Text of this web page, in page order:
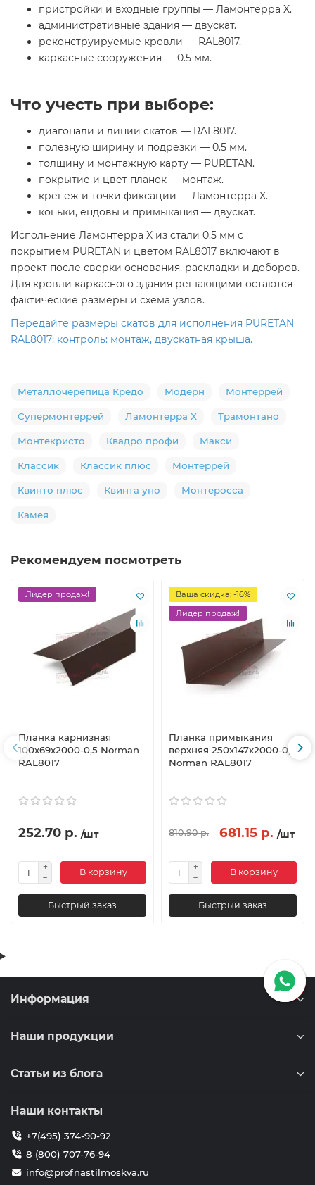
пристройки и входные группы — Ламонтерра X.
административные здания — двускат.
реконструируемые кровли — RAL8017.
каркасные сооружения — 0.5 мм.
Что учесть при выборе:
диагонали и линии скатов — RAL8017.
полезную ширину и подрезки — 0.5 мм.
толщину и монтажную карту — PURETAN.
покрытие и цвет планок — монтаж.
крепеж и точки фиксации — Ламонтерра X.
коньки, ендовы и примыкания — двускат.
Исполнение Ламонтерра X из стали 0.5 мм с
покрытием PURETAN и цветом RAL8017 включают в
проект после сверки основания, раскладки и доборов.
Для кровли каркасного здания решающими остаются
фактические размеры и схема узлов.
Передайте размеры скатов для исполнения PURETAN
RAL8017; контроль: монтаж, двускатная крыша.
Металлочерепица Кредо Модерн Монтеррей
Супермонтеррей Ламонтерра X Трамонтано
Монтекристо Квадро профи Макси
Классик Классик плюс Монтеррей
Квинто плюс Квинта уно Монтеросса
Камея
Рекомендуем посмотреть
Лидер продаж!
Планка карнизная
100х69х2000-0,5 Norman
RAL8017
252.70 р. /шт
В корзину
Быстрый заказ
Ваша скидка: -16%
Лидер продаж!
Планка примыкания
верхняя 250х147х2000-0,5
Norman RAL8017
810.90 р. 681.15 р. /шт
В корзину
Быстрый заказ
Информация
Наши продукции
Статьи из блога
Наши контакты
+7(495) 374-90-92
8 (800) 707-76-94
info@profnastilmoskva.ru